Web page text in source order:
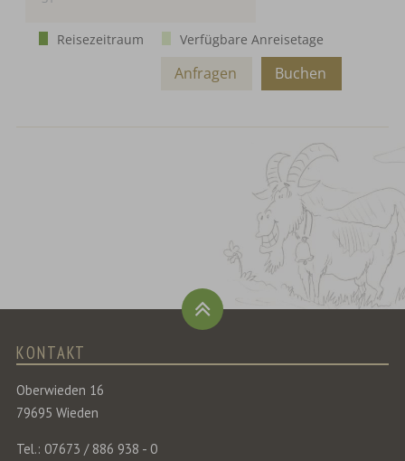
Reisezeitraum Verfügbare Anreisetage
Buchen
Anfragen
KONTAKT
Oberwieden 16
79695 Wieden
Tel.: 07673 / 886 938 - 0